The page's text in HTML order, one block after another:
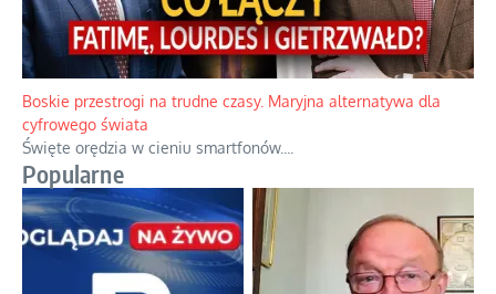
Boskie przestrogi na trudne czasy. Maryjna alternatywa dla
cyfrowego świata
Święte orędzia w cieniu smartfonów.
Popularne